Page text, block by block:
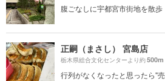
腹ごなしに宇都宮市街地を散歩
正嗣（まさし） 宮島店
栃木県総合文化センターより約500m
行列がなくなったと思ったら"